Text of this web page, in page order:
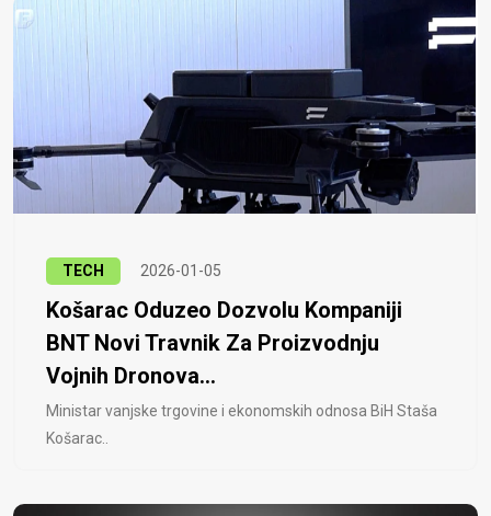
TECH 2026-01-05
Košarac Oduzeo Dozvolu Kompaniji
BNT Novi Travnik Za Proizvodnju
Vojnih Dronova...
Ministar vanjske trgovine i ekonomskih odnosa BiH Staša
Košarac..